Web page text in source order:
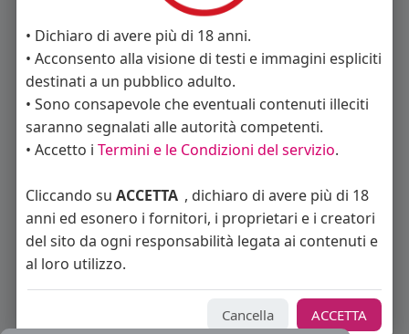
Annunci trovati: 0
Nessun annuncio disponibile in questa sezione.
Home
Cos'è BakecaSocial Annunci Mercatino
Blog
Eventi
Contattaci Privacy Policy
Condizioni d'uso
Richiedi rimborso abbonamento PRO
Sviluppatori
Centro Assistenza
Supporto
• Dichiaro di avere più di 18 anni.
• Acconsento alla visione di testi e immagini espliciti
destinati a un pubblico adulto.
• Sono consapevole che eventuali contenuti illeciti
saranno segnalati alle autorità competenti.
• Accetto i Termini e le Condizioni del servizio.
Cliccando su ACCETTA , dichiaro di avere più di 18
anni ed esonero i fornitori, i proprietari e i creatori
del sito da ogni responsabilità legata ai contenuti e
al loro utilizzo.
Cancella ACCETTA